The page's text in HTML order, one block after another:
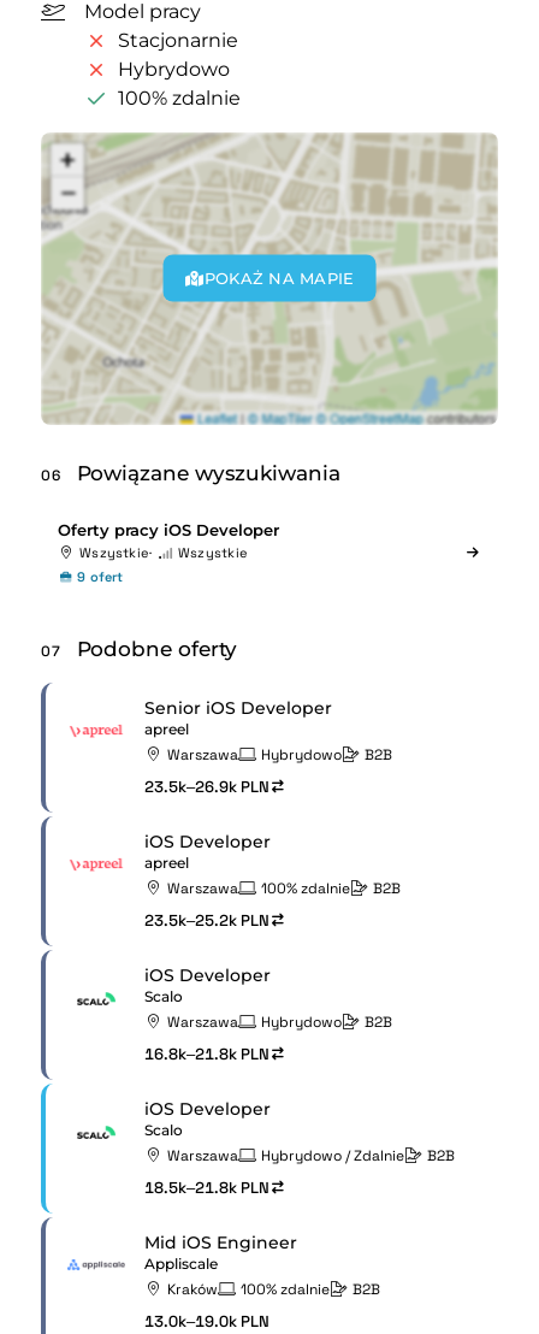
Model pracy
Stacjonarnie
Hybrydowo
100% zdalnie
POKAŻ NA MAPIE
06 Powiązane wyszukiwania
Oferty pracy iOS Developer
Wszystkie
Wszystkie
9 ofert
07 Podobne oferty
Senior iOS Developer
apreel
Warszawa Hybrydowo B2B
23.5k–26.9k PLN
iOS Developer
apreel
Warszawa 100% zdalnie B2B
23.5k–25.2k PLN
iOS Developer
Scalo
Warszawa Hybrydowo B2B
16.8k–21.8k PLN
iOS Developer
Scalo
Warszawa Hybrydowo / Zdalnie B2B
18.5k–21.8k PLN
Mid iOS Engineer
Appliscale
Kraków 100% zdalnie B2B
13.0k–19.0k PLN